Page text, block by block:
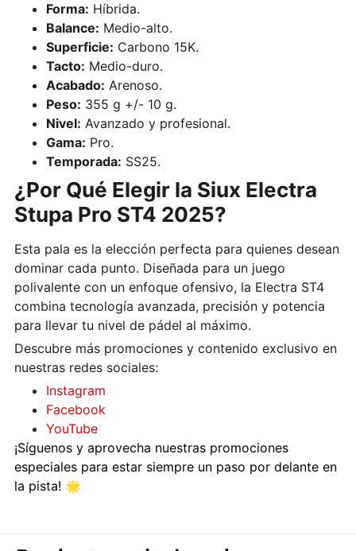
Forma: Híbrida.
Balance: Medio-alto.
Superficie: Carbono 15K.
Tacto: Medio-duro.
Acabado: Arenoso.
Peso: 355 g +/- 10 g.
Nivel: Avanzado y profesional.
Gama: Pro.
Temporada: SS25.
¿Por Qué Elegir la Siux Electra
Stupa Pro ST4 2025?
Esta pala es la elección perfecta para quienes desean
dominar cada punto. Diseñada para un juego
polivalente con un enfoque ofensivo, la Electra ST4
combina tecnología avanzada, precisión y potencia
para llevar tu nivel de pádel al máximo.
Descubre más promociones y contenido exclusivo en
nuestras redes sociales:
Instagram
Facebook
YouTube
¡Síguenos y aprovecha nuestras promociones
especiales para estar siempre un paso por delante en
la pista! 🌟